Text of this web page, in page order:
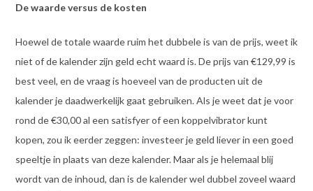
De waarde versus de kosten
Hoewel de totale waarde ruim het dubbele is van de prijs, weet ik
niet of de kalender zijn geld echt waard is. De prijs van €129,99 is
best veel, en de vraag is hoeveel van de producten uit de
kalender je daadwerkelijk gaat gebruiken. Als je weet dat je voor
rond de €30,00 al een satisfyer of een koppelvibrator kunt
kopen, zou ik eerder zeggen: investeer je geld liever in een goed
speeltje in plaats van deze kalender. Maar als je helemaal blij
wordt van de inhoud, dan is de kalender wel dubbel zoveel waard